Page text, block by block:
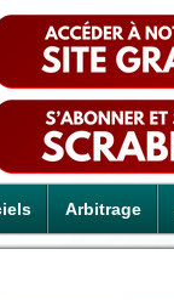
Arbitrage